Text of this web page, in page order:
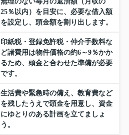
25％以内）を目安に、必要な借入額
を設定し、頭金額を割り出します。
印紙税・登録免許税・仲介手数料な
ど諸費用は物件価格の約6～9％かか
るため、頭金と合わせた準備が必要
です。
生活費や緊急時の備え、教育費など
を残したうえで頭金を用意し、資金
にゆとりのある計画を立てましょ
う。